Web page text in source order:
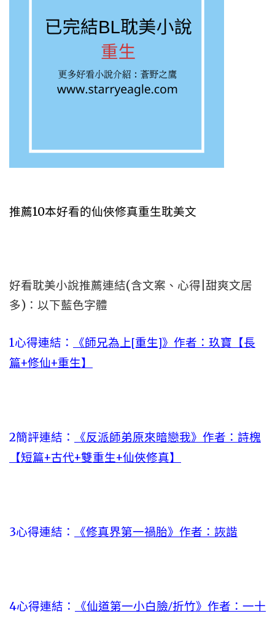
推薦10本好看的仙俠修真重生耽美文
好看耽美小說推薦連結(含文案、心得|甜爽文居
多)：以下藍色字體
1心得連結：
《師兄為上[重生]》作者：玖寶【長
篇+修仙+重生】
2簡評連結：
《反派師弟原來暗戀我》作者：詩槐
【短篇+古代+雙重生+仙俠修真】
3心得連結： 《修真界第一禍胎》作者：詼諧
4心得連結：
《仙道第一小白臉/折竹》作者：一十